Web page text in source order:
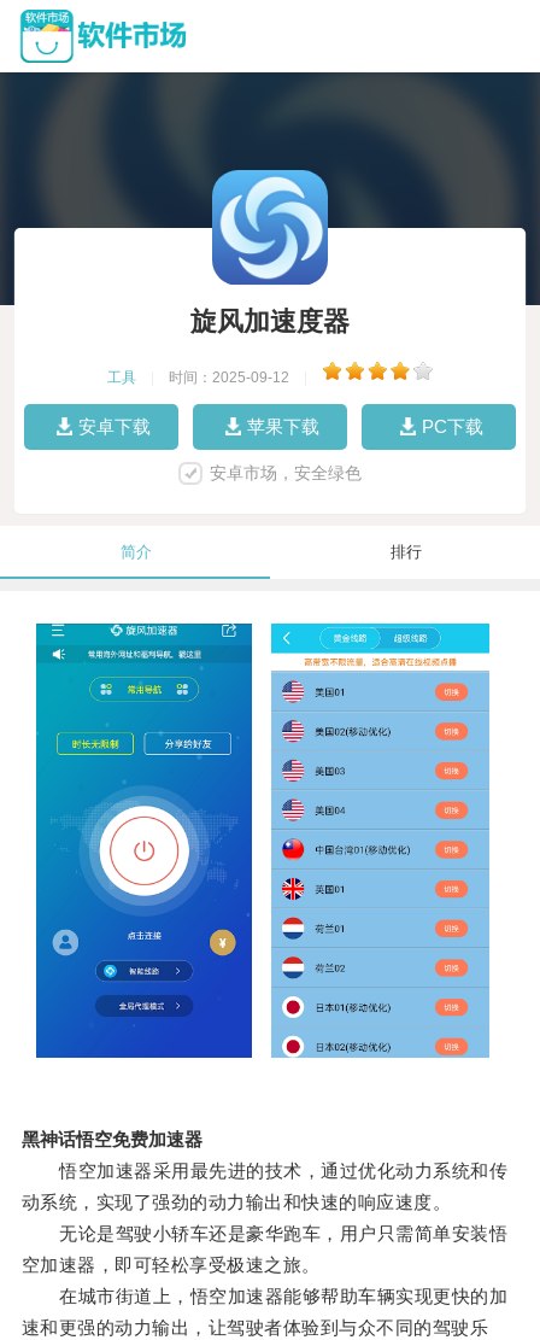
旋风加速度器
工具 时间：2025-09-12
安卓下载 苹果下载 PC下载
安卓市场，安全绿色
简介 排行
黑神话悟空免费加速器
悟空加速器采用最先进的技术，通过优化动力系统和传
动系统，实现了强劲的动力输出和快速的响应速度。
无论是驾驶小轿车还是豪华跑车，用户只需简单安装悟
空加速器，即可轻松享受极速之旅。
在城市街道上，悟空加速器能够帮助车辆实现更快的加
速和更强的动力输出，让驾驶者体验到与众不同的驾驶乐